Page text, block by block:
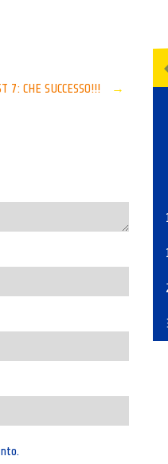
7: CHE SUCCESSO!!! →